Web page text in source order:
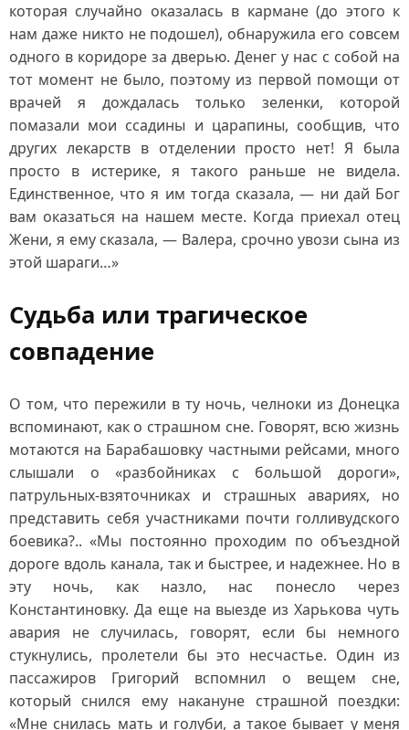
которая случайно оказалась в кармане (до этого к
нам даже никто не подошел), обнаружила его совсем
одного в коридоре за дверью. Денег у нас с собой на
тот момент не было, поэтому из первой помощи от
врачей я дождалась только зеленки, которой
помазали мои ссадины и царапины, сообщив, что
других лекарств в отделении просто нет! Я была
просто в истерике, я такого раньше не видела.
Единственное, что я им тогда сказала, — ни дай Бог
вам оказаться на нашем месте. Когда приехал отец
Жени, я ему сказала, — Валера, срочно увози сына из
этой шараги…»
Судьба или трагическое
совпадение
О том, что пережили в ту ночь, челноки из Донецка
вспоминают, как о страшном сне. Говорят, всю жизнь
мотаются на Барабашовку частными рейсами, много
слышали о «разбойниках с большой дороги»,
патрульных-взяточниках и страшных авариях, но
представить себя участниками почти голливудского
боевика?.. «Мы постоянно проходим по объездной
дороге вдоль канала, так и быстрее, и надежнее. Но в
эту ночь, как назло, нас понесло через
Константиновку. Да еще на выезде из Харькова чуть
авария не случилась, говорят, если бы немного
стукнулись, пролетели бы это несчастье. Один из
пассажиров Григорий вспомнил о вещем сне,
который снился ему накануне страшной поездки:
«Мне снилась мать и голуби, а такое бывает у меня